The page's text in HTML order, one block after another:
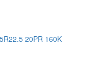
20PR 160K